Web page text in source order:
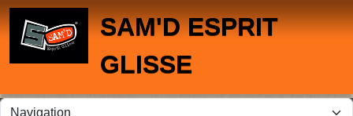
SAM'D ESPRIT
GLISSE
Panneau de gestion des cookies